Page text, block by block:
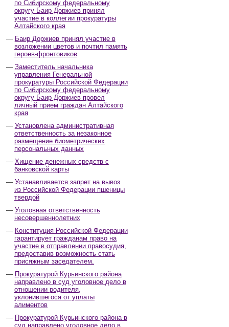
по Сибирскому федеральному
округу Баир Доржиев принял
участие в коллегии прокуратуры
Алтайского края
Баир Доржиев принял участие в
возложении цветов и почтил память
героев-фронтовиков
Заместитель начальника
управления Генеральной
прокуратуры Российской Федерации
по Сибирскому федеральному
округу Баир Доржиев провел
личный прием граждан Алтайского
края
Установлена административная
ответственность за незаконное
размещение биометрических
персональных данных
Хищение денежных средств с
банковской карты
Устанавливается запрет на вывоз
из Российской Федерации пшеницы
твердой
Уголовная ответственность
несовершеннолетних
Конституция Российской Федерации
гарантирует гражданам право на
участие в отправлении правосудия,
предоставив возможность стать
присяжным заседателем.
Прокуратурой Курьинского района
направлено в суд уголовное дело в
отношении родителя,
уклонившегося от уплаты
алиментов
Прокуратурой Курьинского района в
суд направлено уголовное дело в